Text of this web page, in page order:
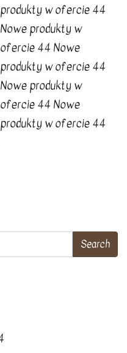
w ofercie 44
produkty w
44 Nowe
w ofercie 44
produkty w
44 Nowe
w ofercie 44